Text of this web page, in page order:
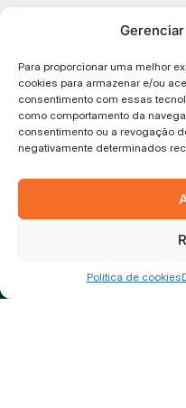
Para proporcionar uma melhor
cookies para armazenar e/ou
consentimento com essas
como comportamento da
consentimento ou a revogação
negativamente determinados
Política de cookies
Endereço
89.221-650 –
Horário de
das 09h às